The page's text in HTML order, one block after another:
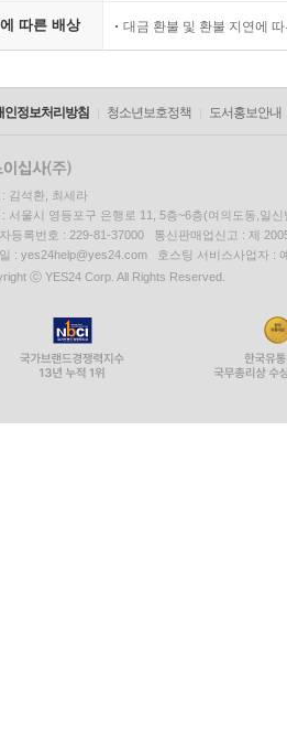
따른 배상 대금 환불 및 환불 지연에
인정보처리방침 청소년보호정책 도서홍보안내
김석환, 최세라
: 서울시 영등포구 은행로 11, 5층~6층(여의도동,일신
등록번호 : 229-81-37000 통신판매업신고 : 제
: yes24help@yes24.com 호스팅 서비스사업자 :
ⓒ YES24 Corp. All Rights Reserved.